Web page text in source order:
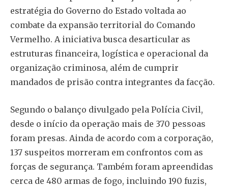
estratégia do Governo do Estado voltada ao
combate da expansão territorial do Comando
Vermelho. A iniciativa busca desarticular as
estruturas financeira, logística e operacional da
organização criminosa, além de cumprir
mandados de prisão contra integrantes da facção.
Segundo o balanço divulgado pela Polícia Civil,
desde o início da operação mais de 370 pessoas
foram presas. Ainda de acordo com a corporação,
137 suspeitos morreram em confrontos com as
forças de segurança. Também foram apreendidas
cerca de 480 armas de fogo, incluindo 190 fuzis,